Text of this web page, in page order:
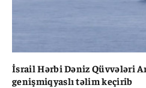
İsrail Hərbi Dəniz Qüvvələri
genişmiqyaslı təlim keçirib